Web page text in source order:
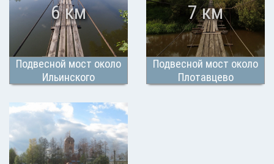
Подвесной мост около
Ильинского
6 км
Подвесной мост около
Плотавцево
7 км